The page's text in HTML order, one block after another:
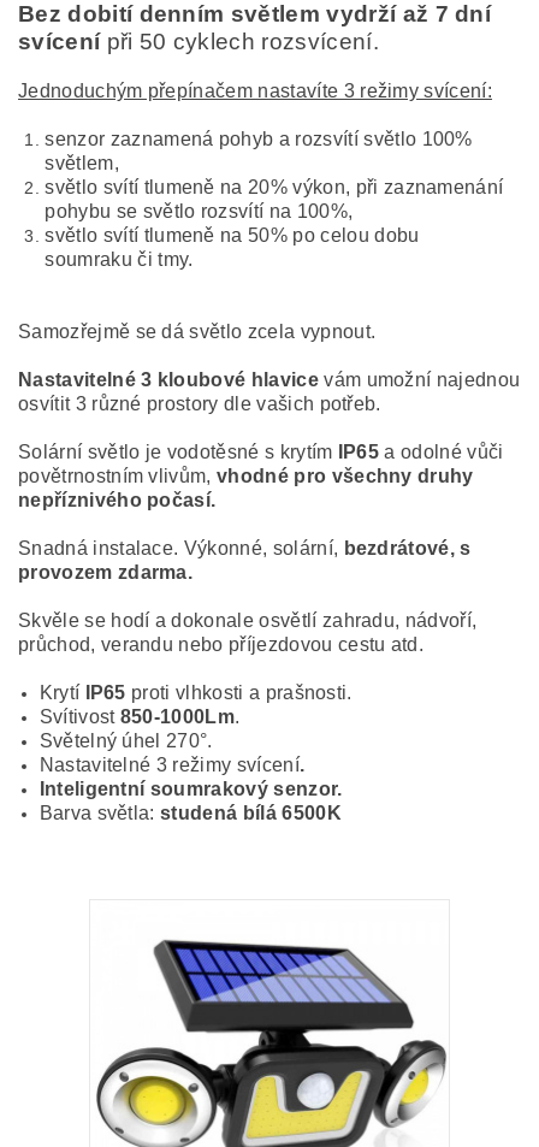
Bez dobití denním světlem vydrží až 7 dní
svícenípři 50 cyklech rozsvícení.
Jednoduchým přepínačem nastavíte 3 režimy svícení:
senzor zaznamená pohyb a rozsvítí světlo 100%
světlem,
světlo svítí tlumeně na 20% výkon, při zaznamenání
pohybu se světlo rozsvítí na 100%,
světlo svítí tlumeně na 50% po celou dobu
soumraku či tmy.
Samozřejmě se dá světlo zcela vypnout.
Nastavitelné 3 kloubové hlavicevám umožní najednou
osvítit 3 různé prostory dle vašich potřeb.
Solární světlo je vodotěsné s krytím IP65 a odolné vůči
povětrnostním vlivům,vhodné pro všechny druhy
nepříznivého počasí.
Snadná instalace. Výkonné, solární, bezdrátové, s
provozem zdarma.
Skvěle se hodí a dokonale osvětlí zahradu, nádvoří,
průchod, verandu nebo příjezdovou cestu atd.
Krytí IP65 proti vlhkosti a prašnosti.
Svítivost 850-1000Lm.
Světelný úhel 270°.
Nastavitelné 3 režimy svícení.
Inteligentní soumrakový senzor.
Barva světla:studená bílá 6500K